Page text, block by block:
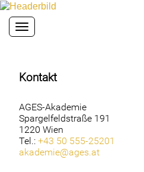
Toggle navigation
Kontakt
AGES-Akademie
Spargelfeldstraße 191
1220 Wien
Tel.: +43 50 555-25201
akademie@ages.at